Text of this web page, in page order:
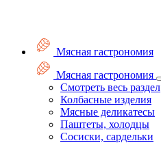
Мясная гастрономия
Мясная гастрономия
Смотреть весь раздел
Колбасные изделия
Мясные деликатесы
Паштеты, холодцы
Сосиски, сардельки